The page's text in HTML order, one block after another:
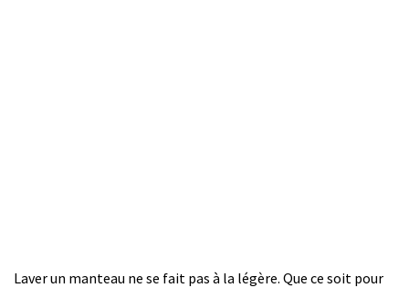
Laver un manteau ne se fait pas à la légère. Que ce soit pour